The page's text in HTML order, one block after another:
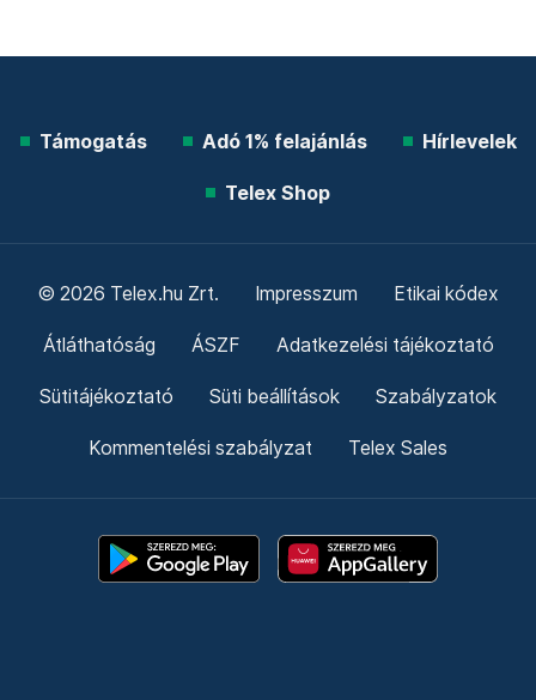
Támogatás Adó 1% felajánlás Hírlevelek
Telex Shop
© 2026 Telex.hu Zrt. Impresszum Etikai kódex
Átláthatóság ÁSZF Adatkezelési tájékoztató
Sütitájékoztató Süti beállítások Szabályzatok
Kommentelési szabályzat Telex Sales